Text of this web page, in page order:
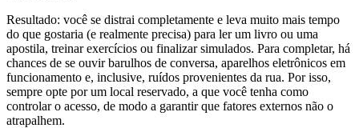
Resultado: você se distrai completamente e leva muito mais tempo
do que gostaria (e realmente precisa) para ler um livro ou uma
apostila, treinar exercícios ou finalizar simulados. Para completar, há
chances de se ouvir barulhos de conversa, aparelhos eletrônicos em
funcionamento e, inclusive, ruídos provenientes da rua. Por isso,
sempre opte por um local reservado, a que você tenha como
controlar o acesso, de modo a garantir que fatores externos não o
atrapalhem.